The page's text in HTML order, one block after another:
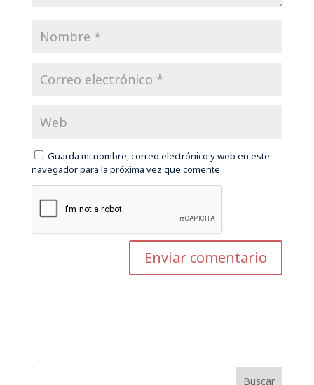
Guarda mi nombre, correo electrónico y web en este
navegador para la próxima vez que comente.